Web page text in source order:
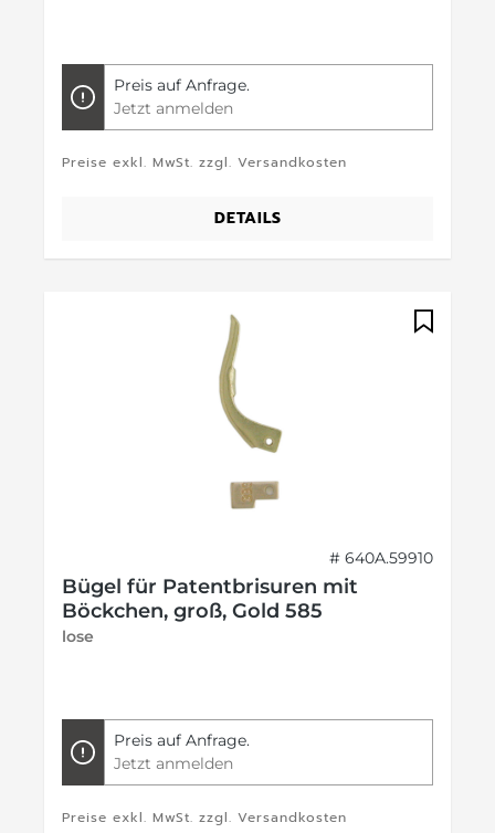
Preis auf Anfrage.
Jetzt anmelden
Preise exkl. MwSt. zzgl. Versandkosten
DETAILS
# 640A.59910
Bügel für Patentbrisuren mit
Böckchen, groß, Gold 585
lose
Preis auf Anfrage.
Jetzt anmelden
Preise exkl. MwSt. zzgl. Versandkosten